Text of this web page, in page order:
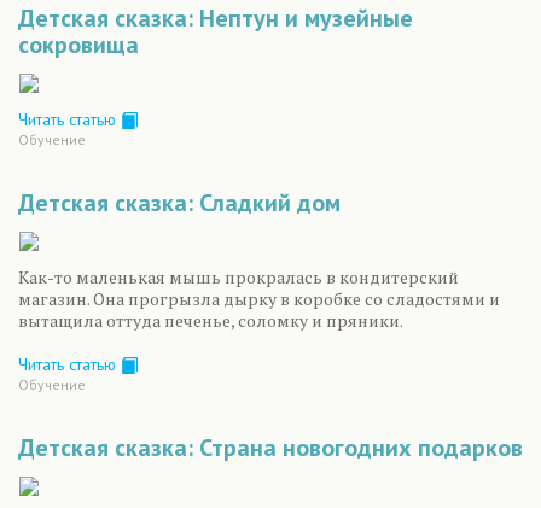
Детская сказка: Нептун и музейные
сокровища
Читать статью
Обучение
Детская сказка: Сладкий дом
Как-то маленькая мышь прокралась в кондитерский
магазин. Она прогрызла дырку в коробке со сладостями и
вытащила оттуда печенье, соломку и пряники.
Читать статью
Обучение
Детская сказка: Страна новогодних подарков